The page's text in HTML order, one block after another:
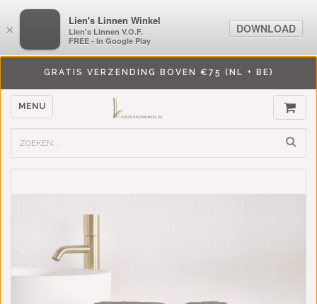
GRATIS VERZENDING BOVEN €75 (NL + BE)
MENU
×
LiensLinnenwinkel.nl
Lien's Linnen V.O.F.
FREE - In Google Play
DOWNLOAD
×
Lien's Linnen Winkel
Lien's Linnen V.O.F.
FREE - In Google Play
DOWNLOAD